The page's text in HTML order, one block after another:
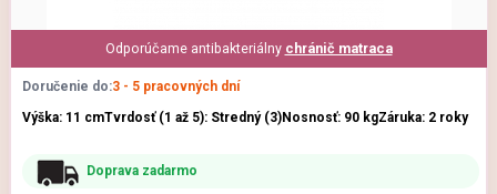
Odporúčame antibakteriálny chránič matraca
Doručenie do:3 - 5 pracovných dní
Výška: 11 cmTvrdosť (1 až 5): Stredný (3)Nosnosť: 90 kgZáruka: 2 roky
Doprava zadarmo